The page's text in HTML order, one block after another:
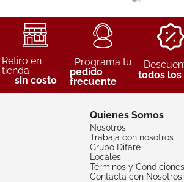
Retiro en
tienda
sin costo
Programa tu
pedido
frecuente
todos los
Quienes Somos
Nosotros
Trabaja con nosotros
Grupo Difare
Locales
Términos y Condiciones
Contacta con Nosotros